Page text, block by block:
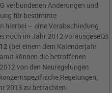
verbundenen Änderungen und
für bestimmte
hierbei – eine Verabschiedung
noch im Jahr 2012 vorausgesetzt
(bei einem dem Kalenderjahr
können die betroffenen
von den Neuregelungen
Regelungen,
2013 zu betrachten.